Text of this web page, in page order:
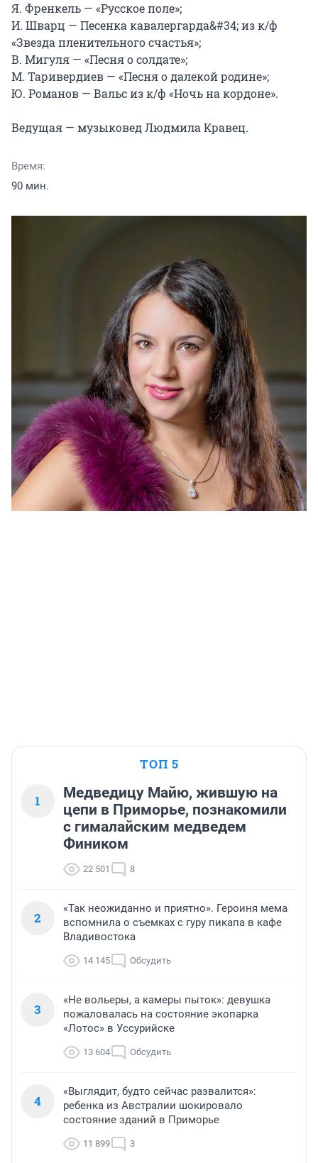
Я. Френкель — «Русское поле»;
И. Шварц — Песенка кавалергарда&#34; из к/ф
«Звезда пленительного счастья»;
В. Мигуля — «Песня о солдате»;
М. Таривердиев — «Песня о далекой родине»;
Ю. Романов — Вальс из к/ф «Ночь на кордоне».
Ведущая — музыковед Людмила Кравец.
Время:
90 мин.
ТОП 5
1
Медведицу Майю, жившую на
цепи в Приморье, познакомили
с гималайским медведем
Фиником
22 501 8
2
«Так неожиданно и приятно». Героиня мема
вспомнила о съемках с гуру пикапа в кафе
Владивостока
14 145 Обсудить
3
«Не вольеры, а камеры пыток»: девушка
пожаловалась на состояние экопарка
«Лотос» в Уссурийске
13 604 Обсудить
4
«Выглядит, будто сейчас развалится»:
ребенка из Австралии шокировало
состояние зданий в Приморье
11 899 3